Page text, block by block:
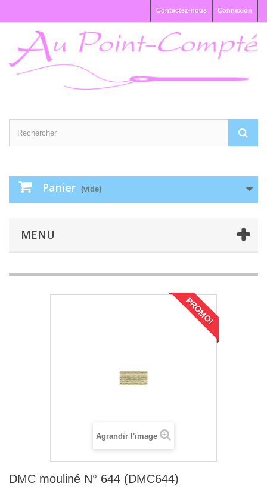
Connexion
Contactez-nous
Panier (vide)
MENU
PROMO!
Agrandir l'image
DMC mouliné N° 644 (DMC644)